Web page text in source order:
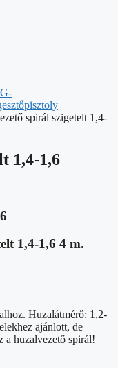
spirál szigetelt 1,4-
1,4-1,6
1,4-1,6 4 m.
Huzalátmérő: 1,2-
ajánlott, de
a huzalvezető spirál!